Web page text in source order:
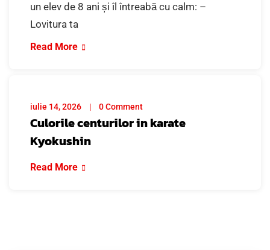
un elev de 8 ani și îl întreabă cu calm: –
Lovitura ta
Read More
iulie 14, 2026 0 Comment
Culorile centurilor in karate
Kyokushin
Read More